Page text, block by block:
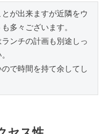
が出来ますが近隣をウ
多々ございます。
ンチの計画も別途しっ
で時間を持て余してし